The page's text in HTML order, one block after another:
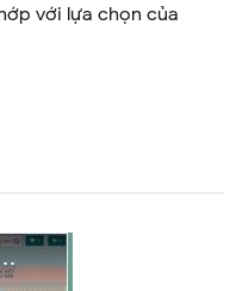
với lựa chọn của